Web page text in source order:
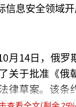
息安全领域开
月14日，俄罗
关于批准《俄
律草案。该条